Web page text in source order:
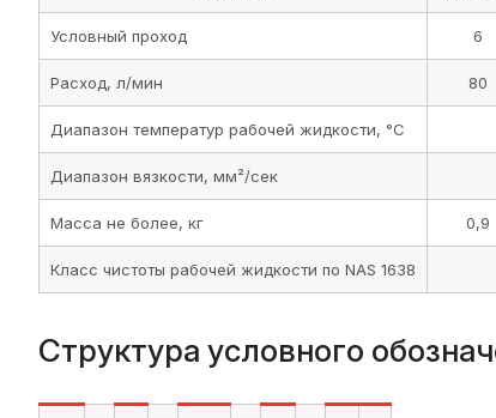
Условный проход 6
Расход, л/мин 80
Диапазон температур рабочей жидкости, °C
Диапазон вязкости, мм²/сек
Масса не более, кг 0,9
Класс чистоты рабочей жидкости по NAS 1638
Структура условного